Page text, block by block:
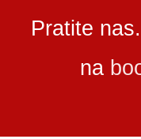
Pratite nas.
na